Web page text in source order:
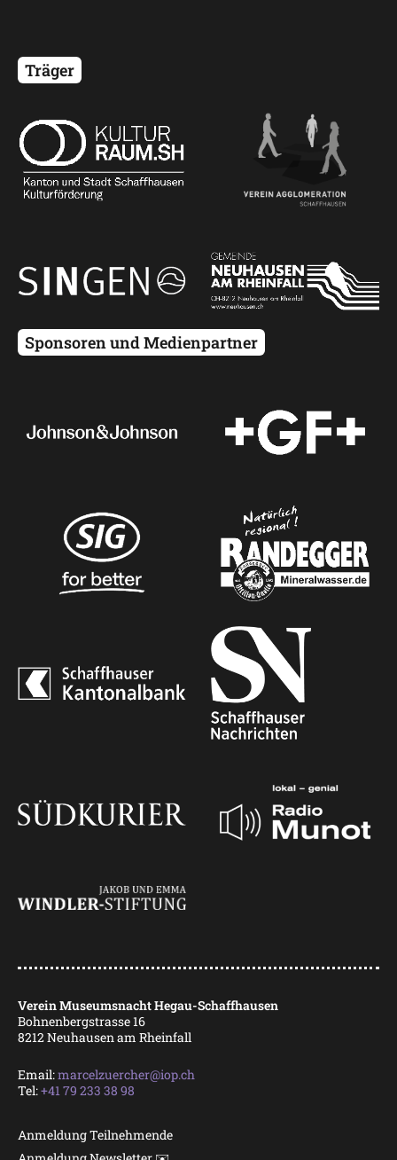
Kontakt
Träger
Sponsoren und Medienpartner
Verein Museumsnacht Hegau-Schaffhausen
Bohnenbergstrasse 16
8212 Neuhausen am Rheinfall
Email:marcelzuercher@iop.ch
Tel:+41 79 233 38 98
Anmeldung Teilnehmende